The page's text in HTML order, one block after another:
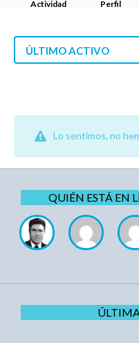
Actividad Perfil
ÚLTIMO ACTIVO
Lo sentimos, no
QUIÉN ESTÁ EN